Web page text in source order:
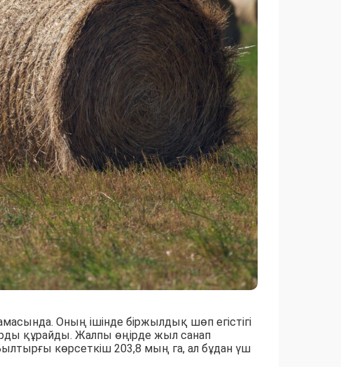
Оның ішінде біржылдық шөп егістігі
құрайды. Жалпы өңірде жыл санап
көрсеткіш 203,8 мың га, ал бұдан үш